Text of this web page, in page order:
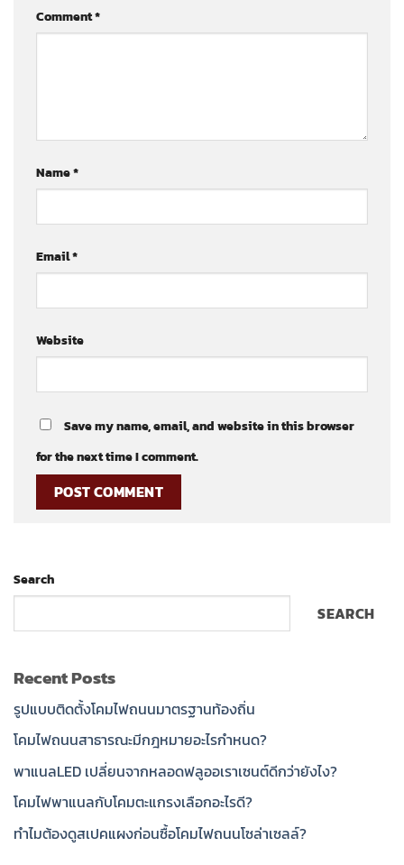
Comment*
Name*
Email*
Website
Save my name, email, and website in this browser
for the next time I comment.
Search
SEARCH
Recent Posts
รูปแบบติดตั้งโคมไฟถนนมาตรฐานท้องถิ่น
โคมไฟถนนสาธารณะมีกฎหมายอะไรกำหนด?
พาแนลLED เปลี่ยนจากหลอดฟลูออเราเซนต์ดีกว่ายังไง?
โคมไฟพาแนลกับโคมตะแกรงเลือกอะไรดี?
ทำไมต้องดูสเปคแผงก่อนซื้อโคมไฟถนนโซล่าเซลล์?